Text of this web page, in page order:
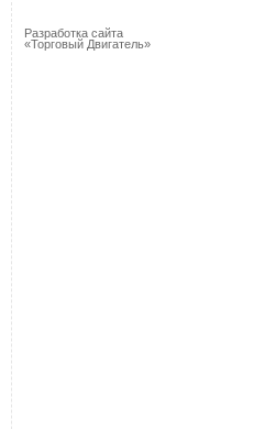
Разработка сайта
«Торговый Двигатель»